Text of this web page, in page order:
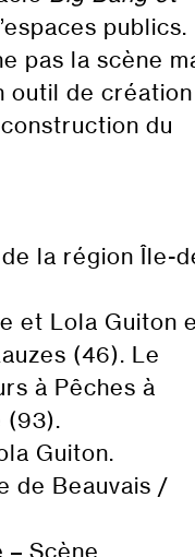
publics.
pas la scène
outil de création
du
la région Île-
et Lola Guiton
(46). Le
à Pêches à
(93).
Guiton.
de Beauvais /
Scène